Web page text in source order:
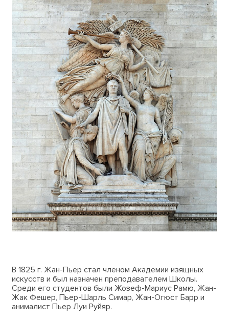
В 1825 г. Жан-Пьер стал членом Академии изящных
искусств и был назначен преподавателем Школы.
Среди его студентов были Жозеф-Мариус Рамю, Жан-
Жак Фешер, Пьер-Шарль Симар, Жан-Огюст Барр и
анималист Пьер Луи Руйяр.